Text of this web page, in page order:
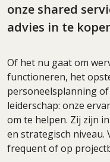
onze shared
advies in te
Of het nu gaat om
functioneren, het
personeelsplanning
leiderschap: onze
om te helpen. Zij zijn
en strategisch
frequent of op